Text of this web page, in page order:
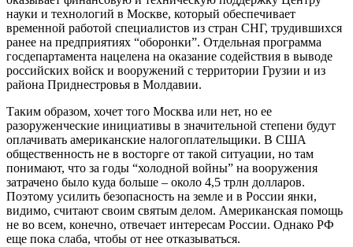
науки и технологий в Москве, который обеспечивает
временной работой специалистов из стран СНГ, трудившихся
ранее на предприятиях “оборонки”. Отдельная программа
госдепартамента нацелена на оказание содействия в выводе
российских войск и вооружений с территории Грузии и из
района Приднестровья в Молдавии.
Таким образом, хочет того Москва или нет, но ее
разоруженческие инициативы в значительной степени будут
оплачивать американские налогоплательщики. В США
общественность не в восторге от такой ситуации, но там
понимают, что за годы “холодной войны” на вооружения
затрачено было куда больше – около 4,5 трлн долларов.
Поэтому усилить безопасность на земле и в России янки,
видимо, считают своим святым делом. Американская помощь
не во всем, конечно, отвечает интересам России. Однако РФ
еще пока слаба, чтобы от нее отказываться.